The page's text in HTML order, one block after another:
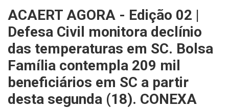
INTEGRIDADE
ACAERT AGORA - Edição 02 |
Defesa Civil monitora declínio
das temperaturas em SC. Bolsa
Família contempla 209 mil
beneficiários em SC a partir
desta segunda (18). CONEXA